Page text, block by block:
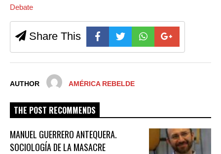
Debate
Share This
AUTHOR AMÉRICA REBELDE
THE POST RECOMMENDS
MANUEL GUERRERO ANTEQUERA.
SOCIOLOGÍA DE LA MASACRE